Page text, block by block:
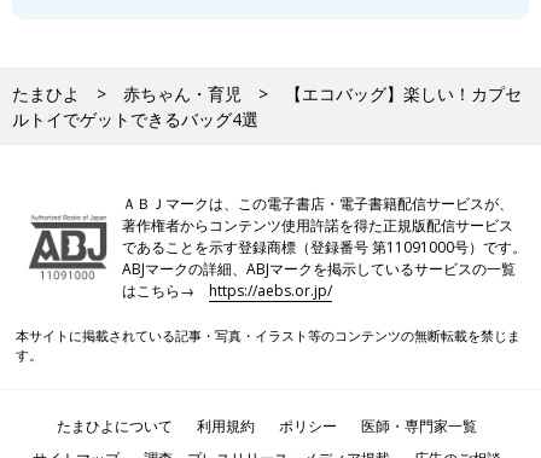
たまひよ 赤ちゃん・育児
【エコバッグ】楽しい！カプセ
ルトイでゲットできるバッグ4選
ＡＢＪマークは、この電子書店・電子書籍配信サービスが、
著作権者からコンテンツ使用許諾を得た正規版配信サービス
であることを示す登録商標（登録番号 第11091000号）です。
ABJマークの詳細、ABJマークを掲示しているサービスの一覧
はこちら→https://aebs.or.jp/
本サイトに掲載されている記事・写真・イラスト等のコンテンツの無断転載を禁じま
す。
たまひよについて 利用規約 ポリシー
医師・専門家一覧